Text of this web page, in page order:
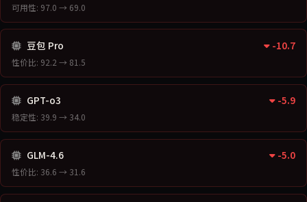
可用性: 97.0 → 69.0
豆包 Pro -10.7
性价比: 92.2 → 81.5
GPT-o3 -5.9
稳定性: 39.9 → 34.0
GLM-4.6 -5.0
性价比: 36.6 → 31.6